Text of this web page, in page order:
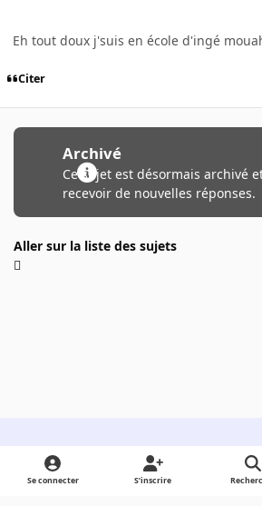
Eh tout doux j'suis en école d'ingé
Citer
Archivé
Ce sujet est désormais archivé
recevoir de nouvelles réponses.
Aller sur la liste des sujets
Light ModeDark ModeSystem Preference
Se connecter S’inscrire